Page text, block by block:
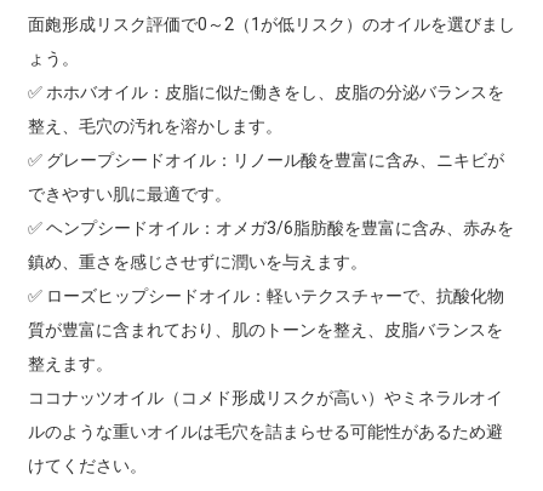
面皰形成リスク評価で0～2（1が低リスク）のオイルを選びまし
ょう。
✅ ホホバオイル：皮脂に似た働きをし、皮脂の分泌バランスを
整え、毛穴の汚れを溶かします。
✅ グレープシードオイル：リノール酸を豊富に含み、ニキビが
できやすい肌に最適です。
✅ ヘンプシードオイル：オメガ3/6脂肪酸を豊富に含み、赤みを
鎮め、重さを感じさせずに潤いを与えます。
✅ ローズヒップシードオイル：軽いテクスチャーで、抗酸化物
質が豊富に含まれており、肌のトーンを整え、皮脂バランスを
整えます。
ココナッツオイル（コメド形成リスクが高い）やミネラルオイ
ルのような重いオイルは毛穴を詰まらせる可能性があるため避
けてください。